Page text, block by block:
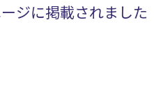
ジに掲載されました